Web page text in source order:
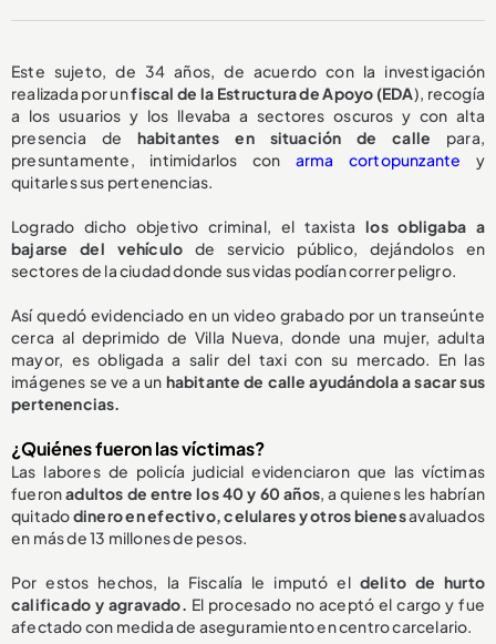
Este sujeto, de 34 años, de acuerdo con la investigación
realizada por unfiscal de la Estructura de Apoyo (EDA), recogía
a los usuarios y los llevaba a sectores oscuros y con alta
presencia de habitantes en situación de calle para,
presuntamente, intimidarlos con arma cortopunzante y
quitarles sus pertenencias.
Logrado dicho objetivo criminal, el taxista los obligaba a
bajarse del vehículo de servicio público, dejándolos en
sectores de la ciudad donde sus vidas podían correr peligro.
Así quedó evidenciado en un video grabado por un transeúnte
cerca al deprimido de Villa Nueva, donde una mujer, adulta
mayor, es obligada a salir del taxi con su mercado. En las
imágenes se ve a un habitante de calle ayudándola a sacar sus
pertenencias.
¿Quiénes fueron las víctimas?
Las labores de policía judicial evidenciaron que las víctimas
fueronadultos de entre los 40 y 60 años, a quienes les habrían
quitadodinero en efectivo, celulares y otros bienesavaluados
en más de 13 millones de pesos.
Por estos hechos, la Fiscalía le imputó el delito de hurto
calificado y agravado. El procesado no aceptó el cargo y fue
afectado con medida de aseguramiento en centro carcelario.